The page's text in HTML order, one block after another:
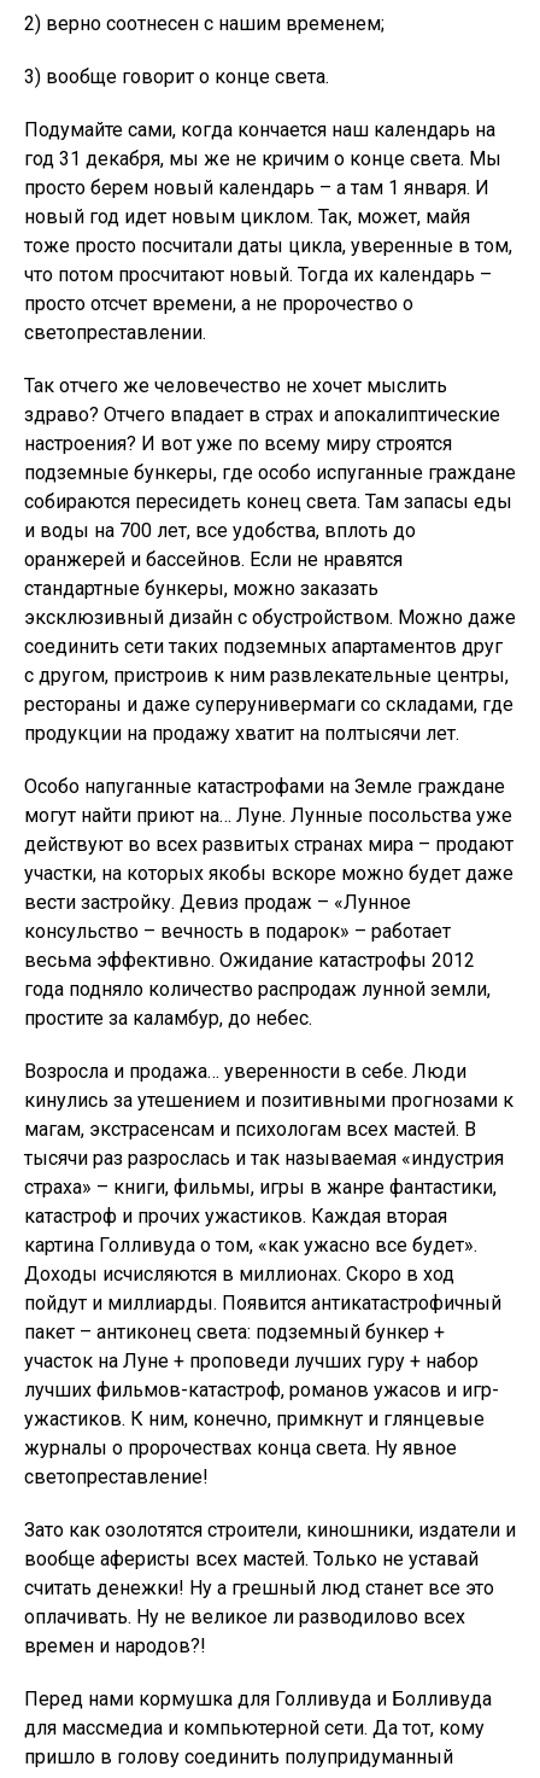
2) верно соотнесен с нашим временем;
3) вообще говорит о конце света.
Подумайте сами, когда кончается наш календарь на
год 31 декабря, мы же не кричим о конце света. Мы
просто берем новый календарь – а там 1 января. И
новый год идет новым циклом. Так, может, майя
тоже просто посчитали даты цикла, уверенные в том,
что потом просчитают новый. Тогда их календарь –
просто отсчет времени, а не пророчество о
светопреставлении.
Так отчего же человечество не хочет мыслить
здраво? Отчего впадает в страх и апокалиптические
настроения? И вот уже по всему миру строятся
подземные бункеры, где особо испуганные граждане
собираются пересидеть конец света. Там запасы еды
и воды на 700 лет, все удобства, вплоть до
оранжерей и бассейнов. Если не нравятся
стандартные бункеры, можно заказать
эксклюзивный дизайн с обустройством. Можно даже
соединить сети таких подземных апартаментов друг
с другом, пристроив к ним развлекательные центры,
рестораны и даже суперунивермаги со складами, где
продукции на продажу хватит на полтысячи лет.
Особо напуганные катастрофами на Земле граждане
могут найти приют на… Луне. Лунные посольства уже
действуют во всех развитых странах мира – продают
участки, на которых якобы вскоре можно будет даже
вести застройку. Девиз продаж – «Лунное
консульство – вечность в подарок» – работает
весьма эффективно. Ожидание катастрофы 2012
года подняло количество распродаж лунной земли,
простите за каламбур, до небес.
Возросла и продажа… уверенности в себе. Люди
кинулись за утешением и позитивными прогнозами к
магам, экстрасенсам и психологам всех мастей. В
тысячи раз разрослась и так называемая «индустрия
страха» – книги, фильмы, игры в жанре фантастики,
катастроф и прочих ужастиков. Каждая вторая
картина Голливуда о том, «как ужасно все будет».
Доходы исчисляются в миллионах. Скоро в ход
пойдут и миллиарды. Появится антикатастрофичный
пакет – антиконец света: подземный бункер +
участок на Луне + проповеди лучших гуру + набор
лучших фильмов-катастроф, романов ужасов и игр-
ужастиков. К ним, конечно, примкнут и глянцевые
журналы о пророчествах конца света. Ну явное
светопреставление!
Зато как озолотятся строители, киношники, издатели и
вообще аферисты всех мастей. Только не уставай
считать денежки! Ну а грешный люд станет все это
оплачивать. Ну не великое ли разводилово всех
времен и народов?!
Перед нами кормушка для Голливуда и Болливуда
для массмедиа и компьютерной сети. Да тот, кому
пришло в голову соединить полупридуманный